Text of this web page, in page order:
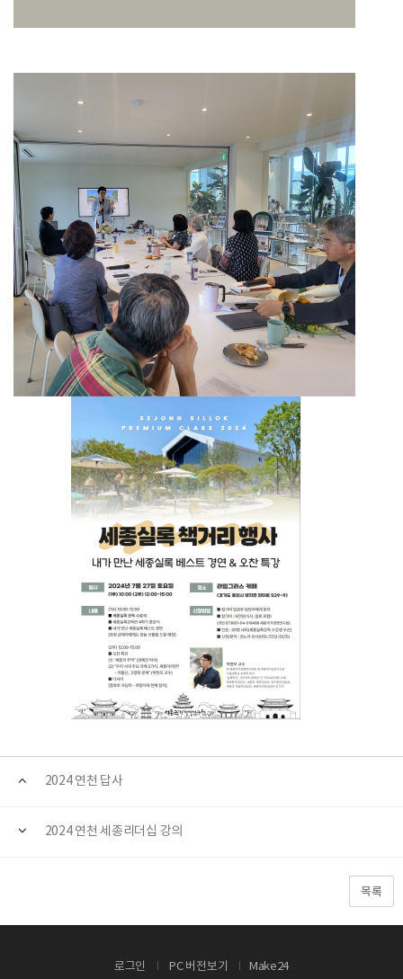
2024 연천 답사
2024 연천 세종리더십 강의
목록
로그인 PC 버전보기 Make24